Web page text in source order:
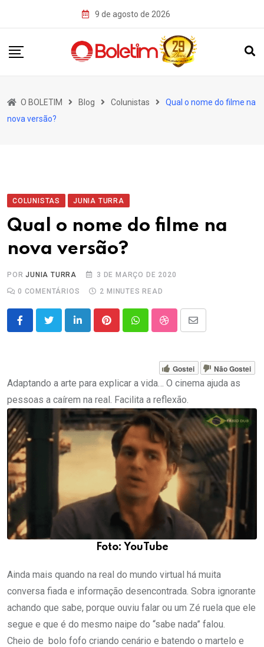
9 de agosto de 2026
O BOLETIM Blog Colunistas
Qual o nome do filme na
nova versão?
COLUNISTAS JUNIA TURRA
Qual o nome do filme na
nova versão?
PORJUNIA TURRA
3 DE MARÇO DE 2020
0 COMENTÁRIOS 2 MINUTES READ
LinkedInPinterestWhatsappStumbleUpon
Share
Email
Gostei Não Gostei
Adaptando a arte para explicar a vida… O cinema ajuda as
pessoas a caírem na real. Facilita a reflexão.
Foto: YouTube
Ainda mais quando na real do mundo virtual há muita
conversa fiada e informação desencontrada. Sobra ignorante
achando que sabe, porque ouviu falar ou um Zé ruela que ele
segue e que é do mesmo naipe do “sabe nada” falou.
Cheio de bolo fofo criando cenário e batendo o martelo e